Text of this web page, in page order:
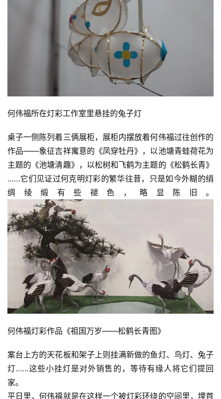
何伟福所在灯彩工作室里悬挂的兔子灯
桌子一侧陈列着三俩展柜，展柜内摆放着何伟福过往创作的
作品——象征吉祥寓意的《凤穿牡丹》，以池塘青蛙荷花为
主题的《池塘清趣》，以松树和飞鹤为主题的《松鹤长青》
……它们见证过何克明灯彩的繁华往昔，只是如今外糊的绢
绸绫缎有些褪色，略显陈旧。
何伟福灯彩作品《祖国万岁——松鹤长青图》
案台上方的天花板和架子上则挂满新做的鱼灯、鸟灯、兔子
灯……这些小挂灯是对外销售的，等待有缘人将它们提回
家。
平日里，何伟福就是在这样一个被灯彩环绕的空间里，埋首